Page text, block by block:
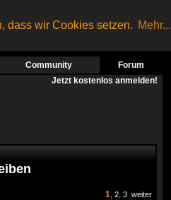
dass wir Cookies setzen. Mehr...
Community Forum
Jetzt kostenlos anmelden!
1 2 3 weiter